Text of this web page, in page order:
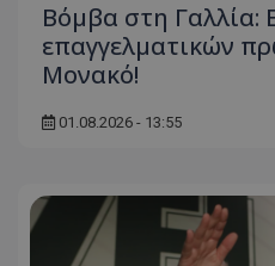
Βόμβα στη Γαλλία:
επαγγελματικών
Μονακό!
01.08.2026 - 13:55